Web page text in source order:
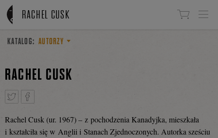
Linki do przejścia
RACHEL CUSK
KATALOG: AUTORZY
RACHEL CUSK
TweetnijPodziel
Rachel Cusk (ur. 1967) – z pochodzenia Kanadyjka, mieszkała
i kształciła się w Anglii i Stanach Zjednoczonych. Autorka sześciu